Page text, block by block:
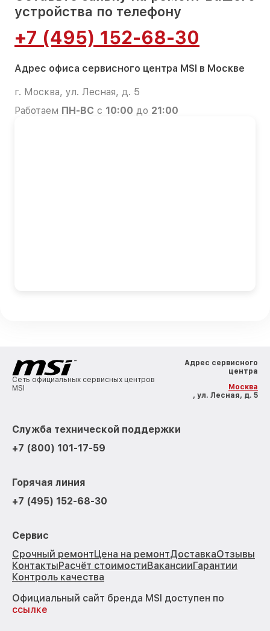
устройства по телефону
+7 (495) 152-68-30
Адрес офиса сервисного центра MSI в Москве
г. Москва, ул. Лесная, д. 5
Работаем ПН-ВС с 10:00 до 21:00
Сеть официальных сервисных центров
MSI
Адрес сервисного
центра
Москва
, ул. Лесная, д. 5
Служба технической поддержки
+7 (800) 101-17-59
Горячая линия
+7 (495) 152-68-30
Сервис
Срочный ремонтЦена на ремонтДоставкаОтзывы
КонтактыРасчёт стоимостиВакансииГарантии
Контроль качества
Официальный сайт бренда MSI доступен по
ссылке